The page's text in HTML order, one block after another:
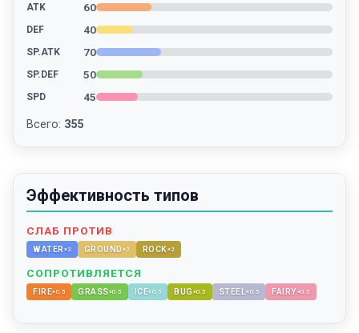
ATK 60
DEF 40
SP.ATK 70
SP.DEF 50
SPD 45
Всего: 355
Эффективность типов
СЛАБ ПРОТИВ
WATER ×2 GROUND ×2 ROCK×2
СОПРОТИВЛЯЕТСЯ
FIRE×0.5 GRASS×0.5 ICE×0.5 BUG ×0.5 STEEL×0.5 FAIRY×0.5